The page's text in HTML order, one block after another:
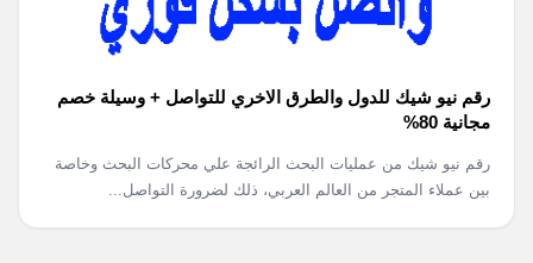
رقم نيو شيك للدول والطرق الاخري للتواصل + وسيلة خصم
مجانية 80%
رقم نيو شيك من عمليات البحث الرائجة علي محركات البحث وخاصة
بين عملاء المتجر من العالم العربي، ذلك لضرورة التواصل...